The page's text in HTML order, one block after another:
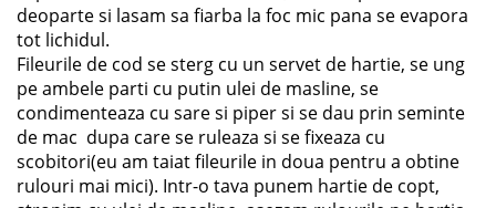
deoparte si lasam sa fiarba la foc mic pana se evapora
tot lichidul.
Fileurile de cod se sterg cu un servet de hartie, se ung
pe ambele parti cu putin ulei de masline, se
condimenteaza cu sare si piper si se dau prin seminte
de mac dupa care se ruleaza si se fixeaza cu
scobitori(eu am taiat fileurile in doua pentru a obtine
rulouri mai mici). Intr-o tava punem hartie de copt,